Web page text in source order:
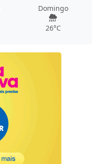
Domingo
26°C